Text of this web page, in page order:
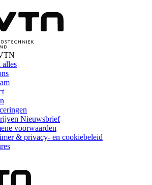
Nieuwsbrief
voorwaarden
& privacy- en cookiebeleid